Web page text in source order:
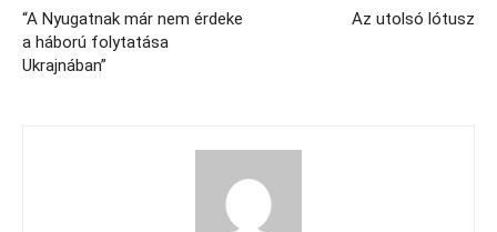
“A Nyugatnak már nem érdeke
a háború folytatása
Ukrajnában”
Az utolsó lótusz